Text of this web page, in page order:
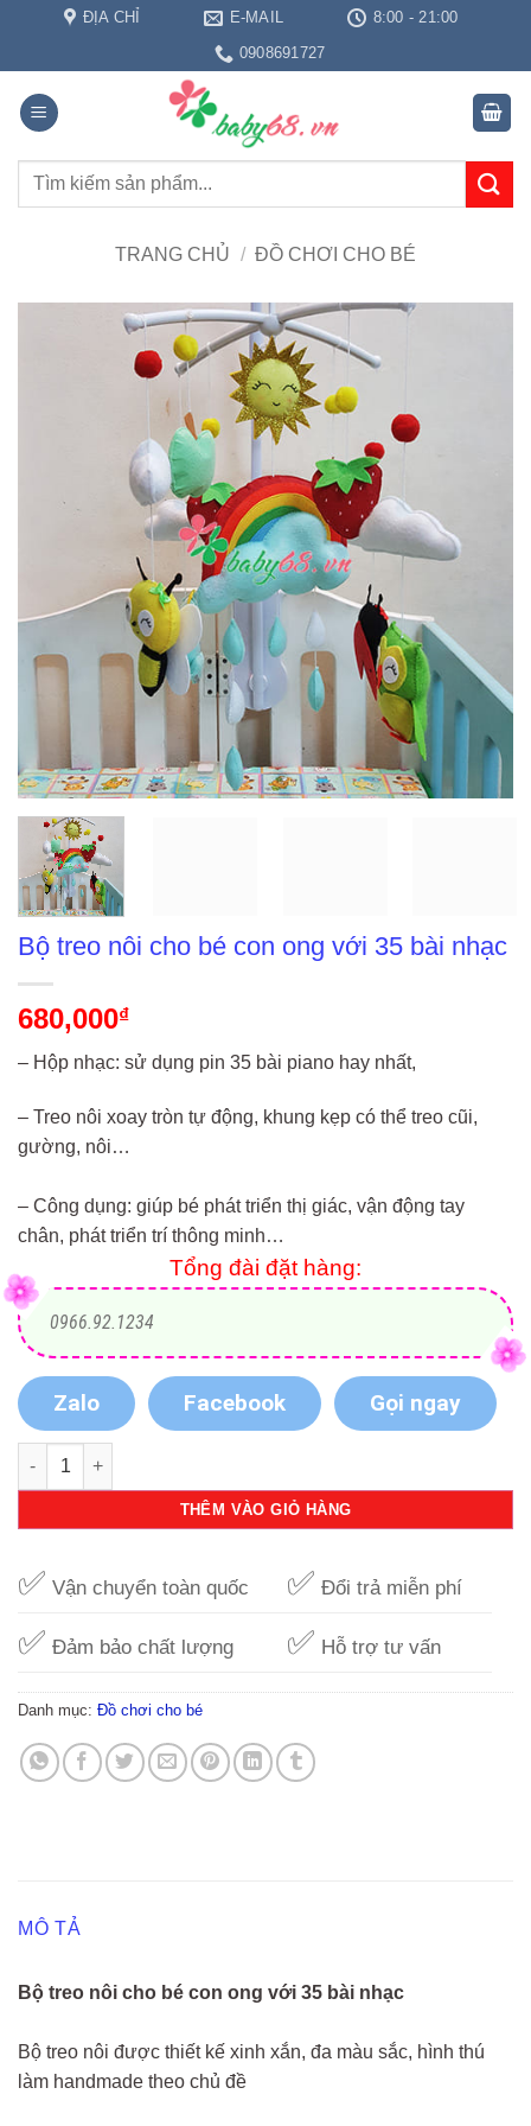
nội
dung
ĐỊA CHỈ E-MAIL
8:00 - 21:00
0908691727
Tìm
TRANG CHỦ / ĐỒ CHƠI CHO BÉ
Bộ treo nôi cho bé con ong với 35 bài nhạc
680,000₫
– Hộp nhạc: sử dụng pin 35 bài piano hay nhất,
– Treo nôi xoay tròn tự động, khung kẹp có thể treo cũi,
gường, nôi…
– Công dụng: giúp bé phát triển thị giác, vận động tay
chân, phát triển trí thông minh…
Tổng đài đặt hàng:
0966.92.1234
Zalo Facebook Gọi ngay
Bộ treo nôi cho bé con ong với 35 bài nhạc số lượng
THÊM VÀO GIỎ HÀNG
✅ Vận chuyển toàn quốc ✅ Đổi trả miễn phí
✅ Đảm bảo chất lượng ✅ Hỗ trợ tư vấn
Danh mục: Đồ chơi cho bé
MÔ TẢ
Bộ treo nôi cho bé con ong với 35 bài nhạc
Bộ treo nôi được thiết kế xinh xắn, đa màu sắc, hình thú
làm handmade theo chủ đề